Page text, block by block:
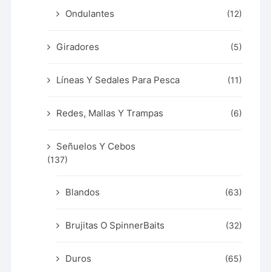
Ondulantes (12)
Giradores (5)
Líneas Y Sedales Para Pesca (11)
Redes, Mallas Y Trampas (6)
Señuelos Y Cebos
(137)
Blandos (63)
Brujitas O SpinnerBaits (32)
Duros (65)